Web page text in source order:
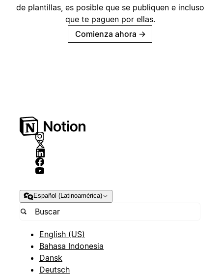
de plantillas, es posible que se publiquen e incluso
que te paguen por ellas.
Comienza ahora →
Español (Latinoamérica)
English (US)
Bahasa Indonesia
Dansk
Deutsch